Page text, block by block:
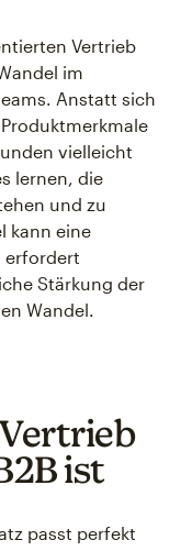
Vertrieb
im
Anstatt sich
vielleicht
lernen, die
und zu
kann eine
erfordert
Stärkung der
Wandel.
ist
passt perfekt